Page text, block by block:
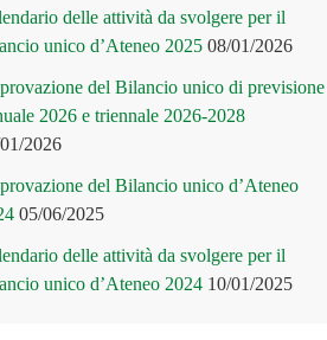
delle attività da svolgere per il
unico d’Ateneo 2025 08/01/2026
del Bilancio unico di previsione
2026 e triennale 2026-2028
2026
del Bilancio unico d’Ateneo
05/06/2025
delle attività da svolgere per il
unico d’Ateneo 2024 10/01/2025